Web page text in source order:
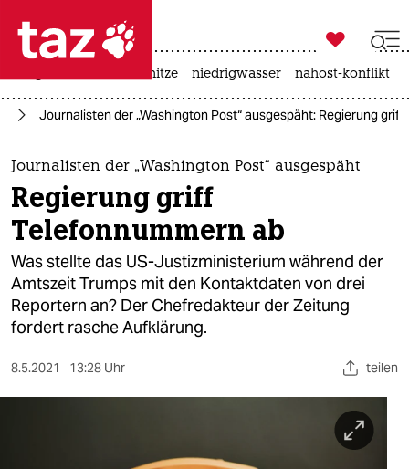
 taz zahl ich
taz zahl ich
themen
politik
öko
gesellschaft
kultur
sport

taz zahl ich
hitze niedrigwasser nahost-konflikt
Journalisten der „Washington Post“ ausgespäht: Regierung
Journalisten der „Washington Post“ ausgespäht
Regierung griff
Telefonnummern ab
Was stellte das US-Justizministerium während der
Amtszeit Trumps mit den Kontaktdaten von drei
Reportern an? Der Chefredakteur der Zeitung
fordert rasche Aufklärung.
8.5.2021 13:28 Uhr teilen